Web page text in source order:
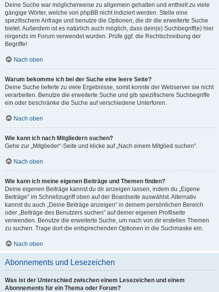
Deine Suche war möglicherweise zu allgemein gehalten und enthielt zu viele
gängige Wörter, welche von phpBB nicht indiziert werden. Stelle eine
spezifischere Anfrage und benutze die Optionen, die dir die erweiterte Suche
bietet. Außerdem ist es natürlich auch möglich, dass dein(e) Suchbegriff(e) hier
nirgends im Forum verwendet wurden. Prüfe ggf. die Rechtschreibung der
Begriffe!
Nach oben
Warum bekomme ich bei der Suche eine leere Seite?
Deine Suche lieferte zu viele Ergebnisse, somit konnte der Webserver sie nicht
verarbeiten. Benutze die erweiterte Suche und gib spezifischere Suchbegriffe
ein oder beschränke die Suche auf verschiedene Unterforen.
Nach oben
Wie kann ich nach Mitgliedern suchen?
Gehe zur „Mitglieder“-Seite und klicke auf „Nach einem Mitglied suchen“.
Nach oben
Wie kann ich meine eigenen Beiträge und Themen finden?
Deine eigenen Beiträge kannst du dir anzeigen lassen, indem du „Eigene
Beiträge“ im Schnellzugriff oben auf der Boardseite auswählst. Alternativ
kannst du auch „Deine Beiträge anzeigen“ in deinem persönlichen Bereich
oder „Beiträge des Benutzers suchen“ auf deiner eigenen Profilseite
verwenden. Benutze die erweiterte Suche, um nach von dir erstellen Themen
zu suchen. Trage dort die entsprechenden Optionen in die Suchmaske ein.
Nach oben
Abonnements und Lesezeichen
Was ist der Unterschied zwischen einem Lesezeichen und einem
Abonnements für ein Thema oder Forum?